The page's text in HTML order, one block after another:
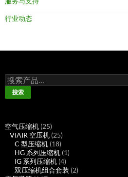
行业动态
搜
索：
搜索
空气压缩机 2525
个
产
品
VIAIR 空压机 2525
个
产
品
C 型压缩机 1818
个
产
品
HG 系列压缩机 11
产
IG 系列压缩机 44
个
双压缩机组合套装 22